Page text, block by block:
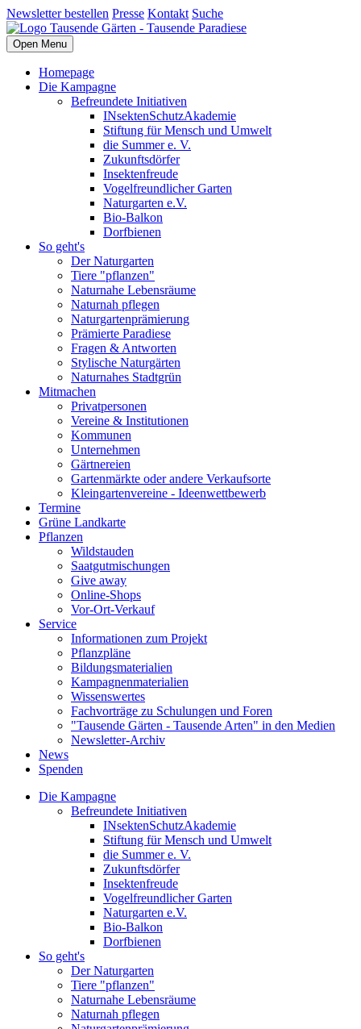
Newsletter bestellen Presse Kontakt Suche
Open Menu
Homepage
Die Kampagne
Befreundete Initiativen
INsektenSchutzAkademie
Stiftung für Mensch und Umwelt
die Summer e. V.
Zukunftsdörfer
Insektenfreude
Vogelfreundlicher Garten
Naturgarten e.V.
Bio-Balkon
Dorfbienen
So geht's
Der Naturgarten
Tiere "pflanzen"
Naturnahe Lebensräume
Naturnah pflegen
Naturgartenprämierung
Prämierte Paradiese
Fragen & Antworten
Stylische Naturgärten
Naturnahes Stadtgrün
Mitmachen
Privatpersonen
Vereine & Institutionen
Kommunen
Unternehmen
Gärtnereien
Gartenmärkte oder andere Verkaufsorte
Kleingartenvereine - Ideenwettbewerb
Termine
Grüne Landkarte
Pflanzen
Wildstauden
Saatgutmischungen
Give away
Online-Shops
Vor-Ort-Verkauf
Service
Informationen zum Projekt
Pflanzpläne
Bildungsmaterialien
Kampagnenmaterialien
Wissenswertes
Fachvorträge zu Schulungen und Foren
"Tausende Gärten - Tausende Arten" in den Medien
Newsletter-Archiv
News
Spenden
Die Kampagne
Befreundete Initiativen
INsektenSchutzAkademie
Stiftung für Mensch und Umwelt
die Summer e. V.
Zukunftsdörfer
Insektenfreude
Vogelfreundlicher Garten
Naturgarten e.V.
Bio-Balkon
Dorfbienen
So geht's
Der Naturgarten
Tiere "pflanzen"
Naturnahe Lebensräume
Naturnah pflegen